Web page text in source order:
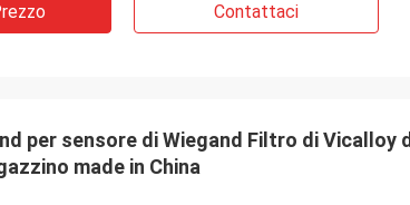
Contattaci
per sensore di Wiegand Filtro di Vicalloy
made in China